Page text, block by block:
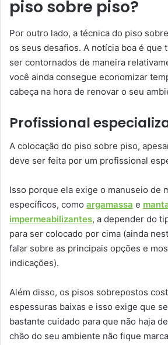
piso sobre piso?
Por outro lado, a técnica do piso
os seus desafios. A notícia boa é que
ser contornados de maneira
você ainda consegue economizar
cabeça na hora de renovar o seu
Profissional
A colocação do piso sobre piso,
deve ser feita por um profissional
Isso porque ela exige o manuseio de
específicos, como argamassa e
impermeabilizantes, a depender do
para ser colocado por cima (ainda
falar sobre as principais opções e
indicações).
Além disso, os pisos sobrepostos
espessuras baixas e isso exige que
bastante cuidado para que não haja
chão do seu ambiente não fique